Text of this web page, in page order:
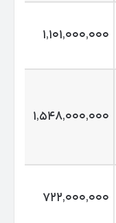
۱٬۱۰۱٬۰۰۰٬۰۰۰
۱٬۵۴۸٬۰۰۰٬۰۰۰
۷۲۲٬۰۰۰٬۰۰۰